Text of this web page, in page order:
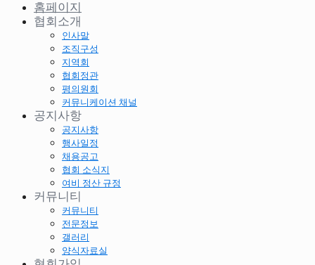
홈페이지
협회소개
인사말
조직구성
지역회
협회정관
평의원회
커뮤니케이션 채널
공지사항
공지사항
행사일정
채용공고
협회 소식지
여비 정산 규정
커뮤니티
커뮤니티
전문정보
갤러리
양식자료실